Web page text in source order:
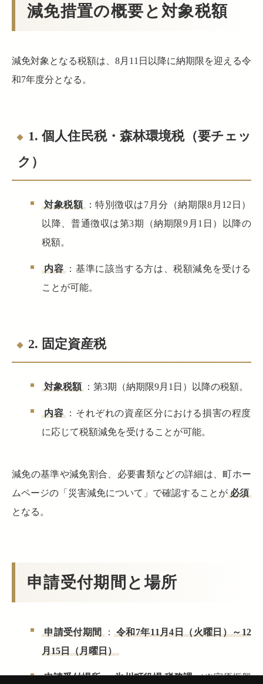
減免措置の概要と対象税額
減免対象となる税額は、8月11日以降に納期限を迎える令
和7年度分となる。
1. 個人住民税・森林環境税（要チェッ
ク）
対象税額 ：特別徴収は7月分（納期限8月12日）
以降、普通徴収は第3期（納期限9月1日）以降の
税額。
内容
：基準に該当する方は、税額減免を受ける
ことが可能。
2. 固定資産税
対象税額 ：第3期（納期限9月1日）以降の税額。
内容
：それぞれの資産区分における損害の程度
に応じて税額減免を受けることが可能。
減免の基準や減免割合、必要書類などの詳細は、町ホー
ムページの「災害減免について」で確認することが 必須
となる。
申請受付期間と場所
申請受付期間 ：
令和7年11月4日（火曜日）～12
月15日（月曜日）
申請受付場所 ： 氷川町役場 税務課 （※宮原振興